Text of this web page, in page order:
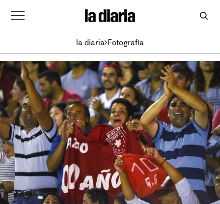
la diaria Fotografía